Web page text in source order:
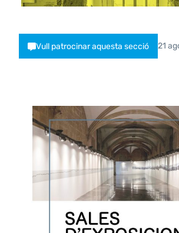
Vull patrocinar aquesta secció 21